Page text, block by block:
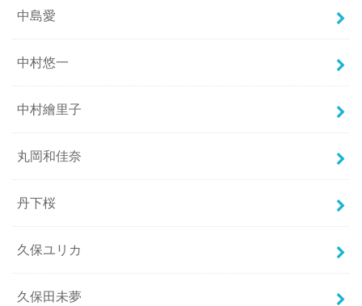
中島愛
中村悠一
中村繪里子
丸岡和佳奈
丹下桜
久保ユリカ
久保田未夢